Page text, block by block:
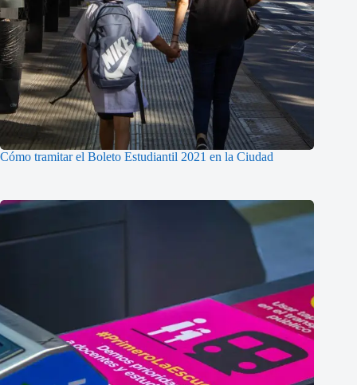
Cómo tramitar el Boleto Estudiantil 2021 en la Ciudad